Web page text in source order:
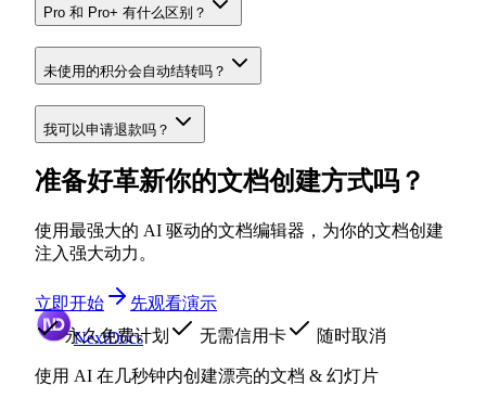
Pro 和 Pro+ 有什么区别？
未使用的积分会自动结转吗？
我可以申请退款吗？
准备好革新你的文档创建方式吗？
使用最强大的 AI 驱动的文档编辑器，为你的文档创建
注入强大动力。
立即开始
先观看演示
永久免费计划
无需信用卡 随时取消
NextDocs
使用 AI 在几秒钟内创建漂亮的文档 & 幻灯片